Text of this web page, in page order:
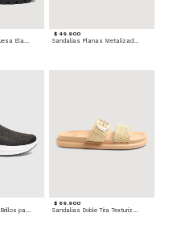
Botines con Suela Gruesa Elastizada
$ 49.900
Sandalias Planas Metalizadas
$ 69.900